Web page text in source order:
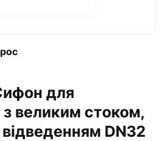
для
великим стоком,
DN32